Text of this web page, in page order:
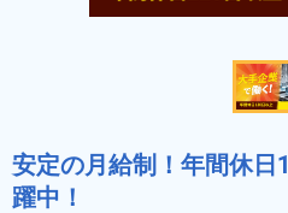
安定の月給制！年間休
躍中！